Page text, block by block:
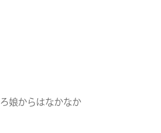
娘からはなかなか